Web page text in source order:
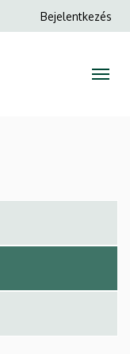
Anonim
Bejelentkezés